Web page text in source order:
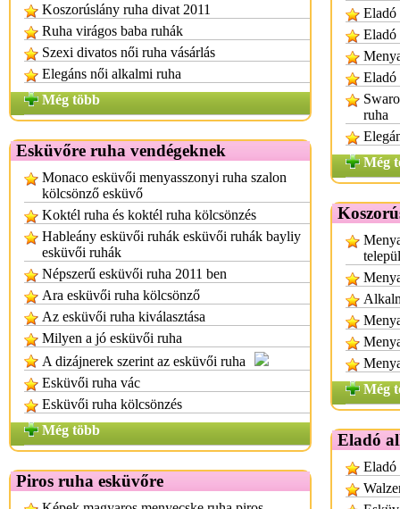
Koszorúslány ruha divat 2011
Ruha virágos baba ruhák
Szexi divatos női ruha vásárlás
Elegáns női alkalmi ruha
Még több
Esküvőre ruha vendégeknek
Monaco esküvői menyasszonyi ruha szalon
kölcsönző esküvő
Koktél ruha és koktél ruha kölcsönzés
Hableány esküvői ruhák esküvői ruhák bayliy
esküvői ruhák
Népszerű esküvői ruha 2011 ben
Ara esküvői ruha kölcsönző
Az esküvői ruha kiválasztása
Milyen a jó esküvői ruha
A dizájnerek szerint az esküvői ruha
Esküvői ruha vác
Esküvői ruha kölcsönzés
Még több
Piros ruha esküvőre
Eladó
Eladó
Eladó
ruha
Még
Még
Eladó
Eladó